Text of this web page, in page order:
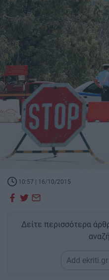
10:57 | 16/10/2015
Δείτε περισσότερα
Add